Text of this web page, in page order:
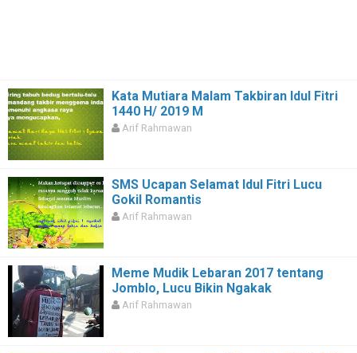
Kata Mutiara Malam Takbiran Idul Fitri
1440 H/ 2019 M
Arif Rahmawan
SMS Ucapan Selamat Idul Fitri Lucu
Gokil Romantis
Arif Rahmawan
Meme Mudik Lebaran 2017 tentang
Jomblo, Lucu Bikin Ngakak
Arif Rahmawan